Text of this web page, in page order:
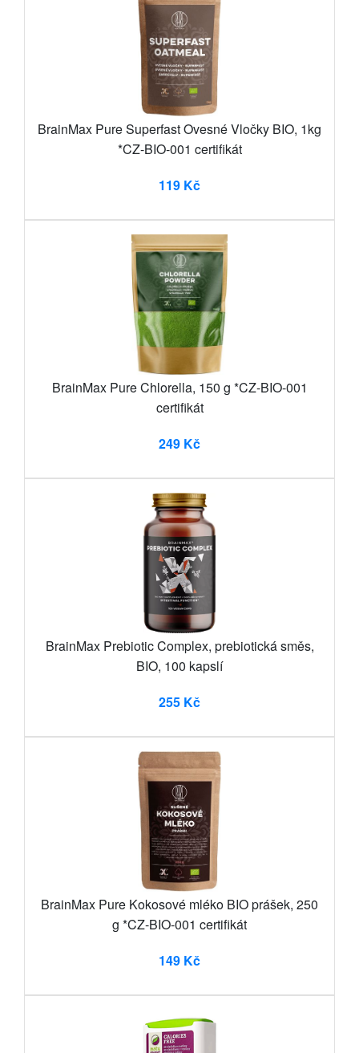
BrainMax Pure Superfast Ovesné Vločky BIO, 1kg
*CZ-BIO-001 certifikát
119 Kč
BrainMax Pure Chlorella, 150 g *CZ-BIO-001
certifikát
249 Kč
BrainMax Prebiotic Complex, prebiotická směs,
BIO, 100 kapslí
255 Kč
BrainMax Pure Kokosové mléko BIO prášek, 250
g *CZ-BIO-001 certifikát
149 Kč